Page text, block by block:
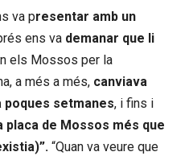
va presentar amb un
ens va demanar que li
els Mossos per la
a més a més, canviava
setmanes, i fins i
placa de Mossos més que
“Quan va veure que